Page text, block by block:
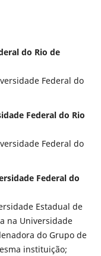
do Rio de
Federal do
Federal do Rio
Federal do
Federal do
Estadual de
na Universidade
do Grupo de
instituição;